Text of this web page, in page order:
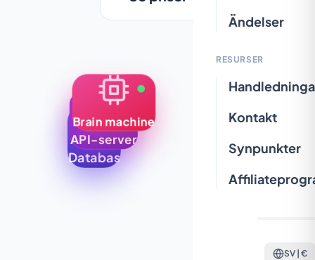
Ändelser
RESURSER
Kontakt
Synpunkter
SV | €
Databas
API-server
Brain machine